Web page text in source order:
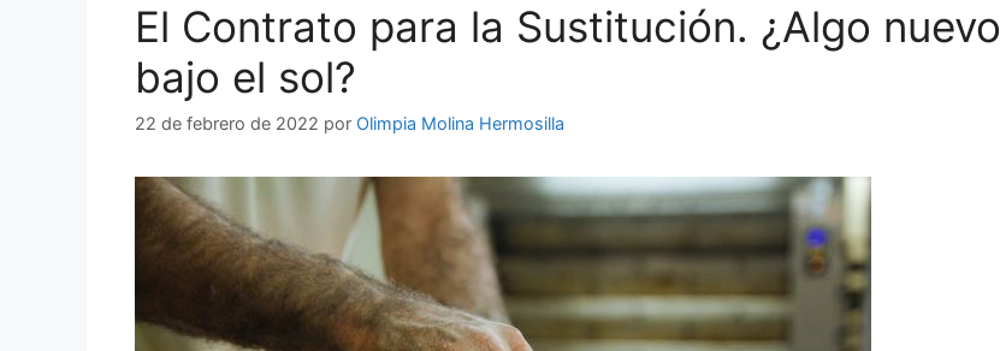
El Contrato para la Sustitución. ¿Algo nuevo
bajo el sol?
22 de febrero de 2022 por Olimpia Molina Hermosilla